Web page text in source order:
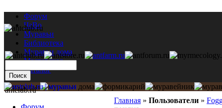
Форум
ЧаВо
Муравьи
Библиотека
Муравьи дома
Мастерская
Каталог
Главная » Пользователи »
antclub.ru